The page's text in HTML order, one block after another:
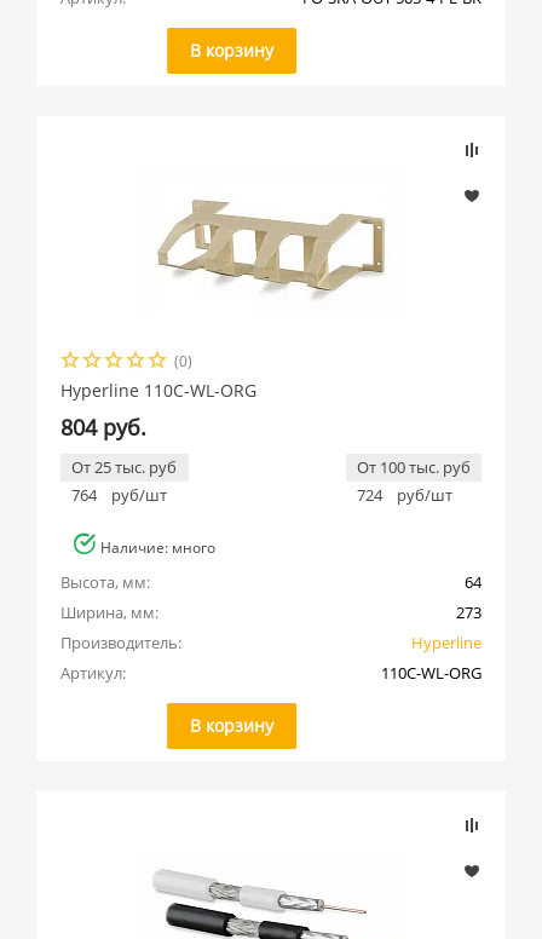
В корзину
(0)
Hyperline 110C-WL-ORG
804 руб.
От 25 тыс. руб
764
руб/шт
От 100 тыс. руб
724
руб/шт
Наличие: много
Высота, мм:
64
Ширина, мм:
273
Производитель:
Hyperline
Артикул:
110C-WL-ORG
В корзину